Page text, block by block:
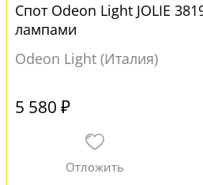
Спот Odeon Light JOLIE
лампами
Odeon Light (Италия)
5 580 ₽